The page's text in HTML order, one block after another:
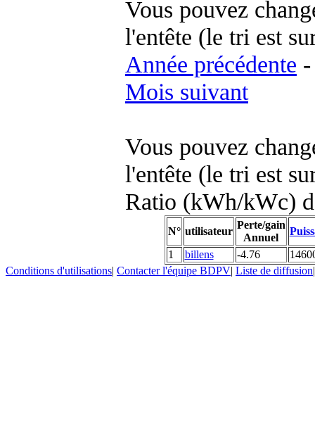
Vous pouvez
l'entête (le tri est
Année précédente -
Mois suivant
Vous pouvez
l'entête (le tri est
Ratio (kWh/kWc)
N° utilisateur
Perte/gain
Annuel
1
billens -4.76
Conditions d'utilisations| Contacter l'équipe BDPV| Liste de diffusion